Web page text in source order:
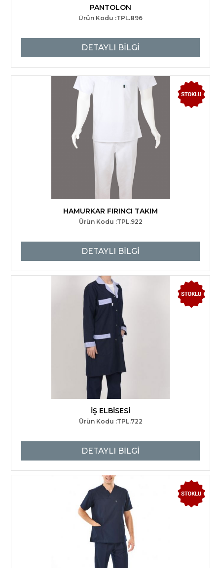
PANTOLON
Ürün Kodu :TPL.896
DETAYLI BİLGİ
HAMURKAR FIRINCI TAKIM
Ürün Kodu :TPL.922
DETAYLI BİLGİ
İŞ ELBİSESİ
Ürün Kodu :TPL.722
DETAYLI BİLGİ